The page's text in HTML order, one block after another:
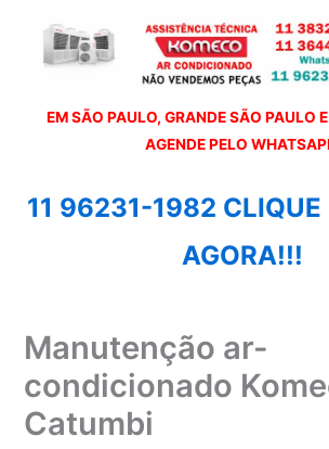
EM SÃO PAULO, GRANDE SÃO PAULO
AGENDE PELO
11 96231-1982 CLIQUE
AGORA!!!
Manutenção ar-
condicionado
Catumbi